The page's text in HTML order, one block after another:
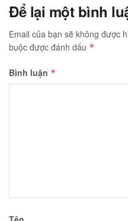
Để lại một bình
Email của bạn sẽ không được
buộc được đánh dấu *
Bình luận *